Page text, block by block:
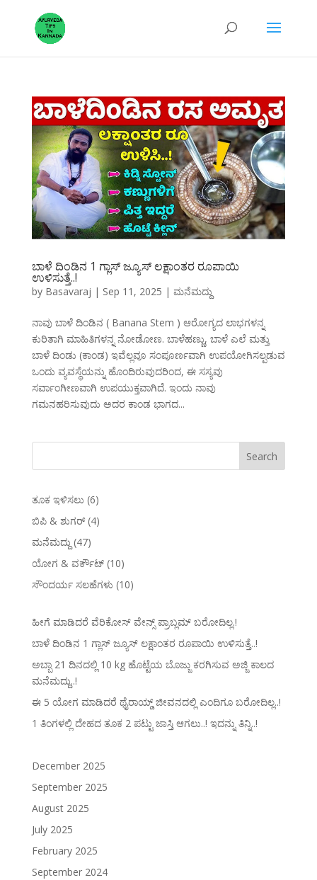
ಬಾಳೆ ದಿಂಡಿನ 1 ಗ್ಲಾಸ್ ಜ್ಯೂಸ್ ಲಕ್ಷಾಂತರ ರೂಪಾಯಿ
ಉಳಿಸುತ್ತೆ..!
by Basavaraj | Sep 11, 2025 | ಮನೆಮದ್ದು
ನಾವು ಬಾಳೆ ದಿಂಡಿನ ( Banana Stem ) ಆರೋಗ್ಯದ ಲಾಭಗಳನ್ನ
ಕುರಿತಾಗಿ ಮಾಹಿತಿಗಳನ್ನ ನೋಡೋಣ. ಬಾಳೆಹಣ್ಣು, ಬಾಳೆ ಎಲೆ ಮತ್ತು
ಬಾಳೆ ದಿಂಡು (ಕಾಂಡ) ಇವೆಲ್ಲವೂ ಸಂಪೂರ್ಣವಾಗಿ ಉಪಯೋಗಿಸಲ್ಪಡುವ
ಒಂದು ವ್ಯವಸ್ಥೆಯನ್ನು ಹೊಂದಿರುವುದರಿಂದ, ಈ ಸಸ್ಯವು
ಸರ್ವಾಂಗೀಣವಾಗಿ ಉಪಯುಕ್ತವಾಗಿದೆ. ಇಂದು ನಾವು
ಗಮನಹರಿಸುವುದು ಅದರ ಕಾಂಡ ಭಾಗದ...
ತೂಕ ಇಳಿಸಲು (6)
ಬಿಪಿ & ಶುಗರ್(4)
ಮನೆಮದ್ದು (47)
ಯೋಗ & ವರ್ಕೌಟ್(10)
ಸೌಂದರ್ಯ ಸಲಹೆಗಳು (10)
ಹೀಗೆ ಮಾಡಿದರೆ ವೆರಿಕೋಸ್‌ ವೇನ್ಸ್‌ ಪ್ರಾಬ್ಲಮ್‌ ಬರೋದಿಲ್ಲ.!
ಬಾಳೆ ದಿಂಡಿನ 1 ಗ್ಲಾಸ್ ಜ್ಯೂಸ್ ಲಕ್ಷಾಂತರ ರೂಪಾಯಿ ಉಳಿಸುತ್ತೆ..!
ಅಬ್ಬಾ 21 ದಿನದಲ್ಲಿ 10 kg ಹೊಟ್ಟೆಯ ಬೊಜ್ಜು ಕರಗಿಸುವ ಅಜ್ಜಿ ಕಾಲದ
ಮನೆಮದ್ದು..!
ಈ 5 ಯೋಗ ಮಾಡಿದರೆ ಥೈರಾಯ್ಡ್‌ ಜೀವನದಲ್ಲಿ ಎಂದಿಗೂ ಬರೋದಿಲ್ಲ..!
1 ತಿಂಗಳಲ್ಲಿ ದೇಹದ ತೂಕ 2 ಪಟ್ಟು ಜಾಸ್ತಿ ಆಗಲು..! ಇದನ್ನು ತಿನ್ನಿ..!
December 2025
September 2025
August 2025
July 2025
February 2025
September 2024